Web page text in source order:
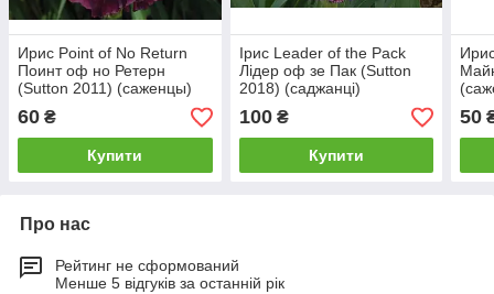
Ирис Point of No Return
Поинт оф но Ретерн
(Sutton 2011) (саженцы)
60 ₴
Купити
Ірис Leader of the Pack
Лідер оф зе Пак (Sutton
2018) (саджанці)
100₴
Купити
50
Про нас
Рейтинг не сформований
Менше 5 відгуків за останній рік